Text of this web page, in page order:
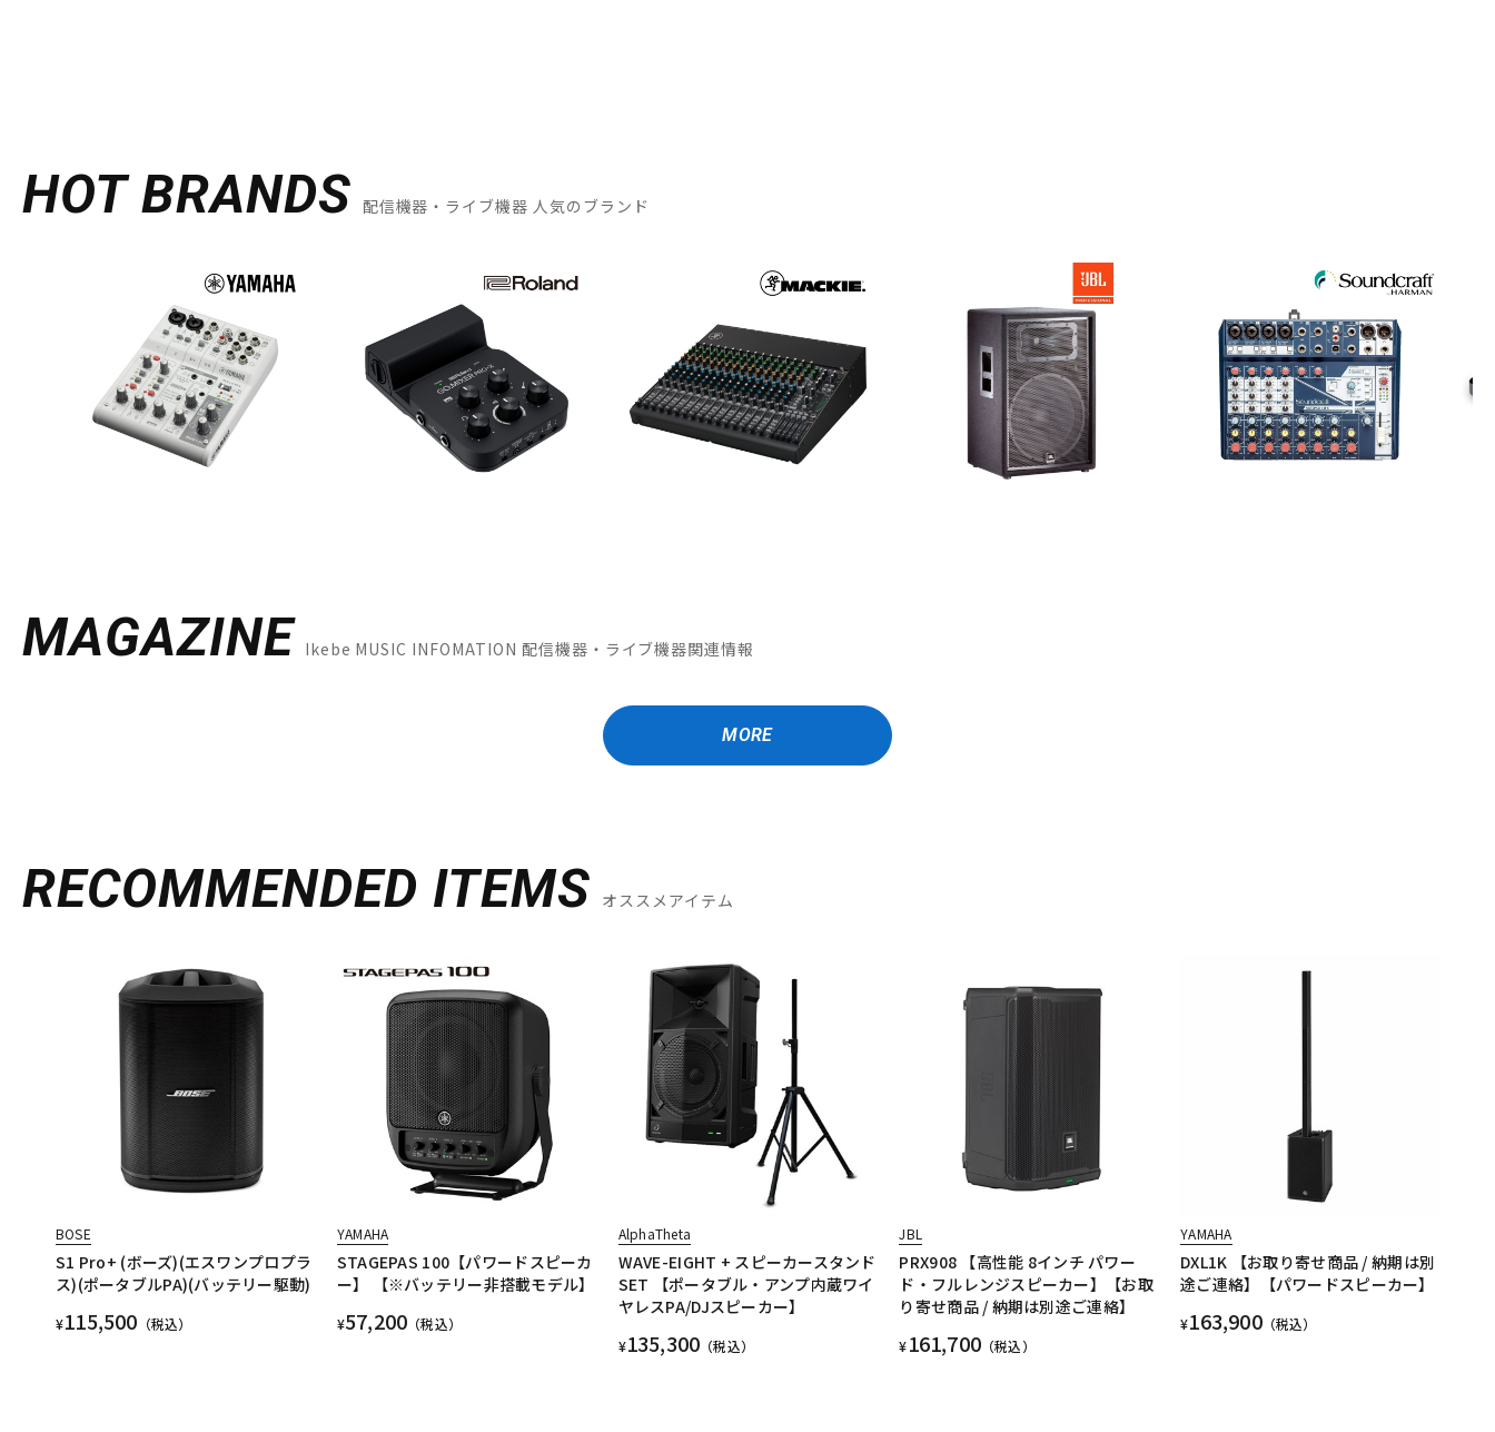
HOT BRANDS 配信機器・ライブ機器 人気のブランド
MAGAZINE Ikebe MUSIC INFOMATION 配信機器・ライブ機器関連情報
MORE
RECOMMENDED ITEMS オススメアイテム
BOSE
S1 Pro+ (ボーズ)(エスワンプロプラ
ス)(ポータブルPA)(バッテリー駆動)
¥115,500 （税込）
YAMAHA
STAGEPAS 100【パワードスピーカ
ー】 【※バッテリー非搭載モデル】
¥57,200 （税込）
AlphaTheta
WAVE-EIGHT + スピーカースタンド
SET 【ポータブル・アンプ内蔵ワイ
ヤレスPA/DJスピーカー】
¥135,300 （税込）
JBL
PRX908 【高性能 8インチ パワー
ド・フルレンジスピーカー】【お取
り寄せ商品 / 納期は別途ご連絡】
¥161,700 （税込）
YAMAHA
DXL1K 【お取り寄せ商品 / 納期は別
途ご連絡】【パワードスピーカー】
¥163,900（税込）